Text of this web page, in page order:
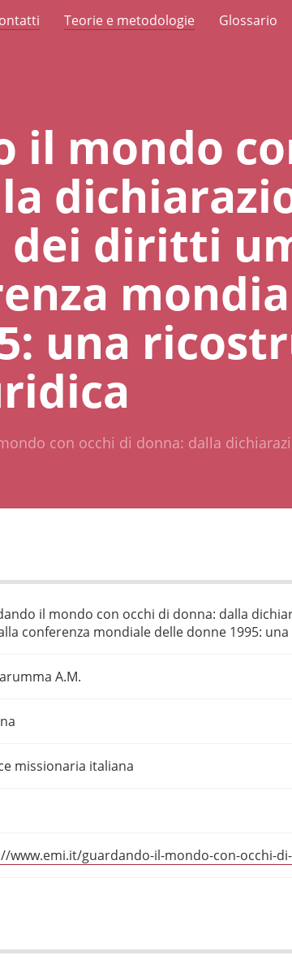
Teorie e metodologie Glossario
il mondo
dei diritti
una
con occhi di donna: dalla
il mondo con occhi di donna: dalla
conferenza mondiale delle donne 1995:
A.M.
missionaria italiana
www.emi.it/guardando-il-mondo-con-occhi-